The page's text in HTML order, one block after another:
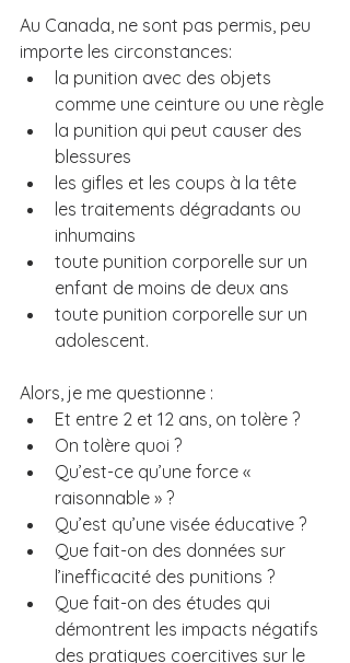
Au Canada, ne sont pas permis, peu
importe les circonstances:
la punition avec des objets
comme une ceinture ou une règle
la punition qui peut causer des
blessures
les gifles et les coups à la tête
les traitements dégradants ou
inhumains
toute punition corporelle sur un
enfant de moins de deux ans
toute punition corporelle sur un
adolescent.
Alors, je me questionne :
Et entre 2 et 12 ans, on tolère ?
On tolère quoi ?
Qu’est-ce qu’une force «
raisonnable » ?
Qu’est qu’une visée éducative ?
Que fait-on des données sur
l’inefficacité des punitions ?
Que fait-on des études qui
démontrent les impacts négatifs
des pratiques coercitives sur le